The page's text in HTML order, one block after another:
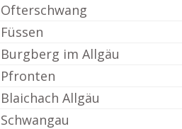
Ofterschwang
Füssen
Burgberg im Allgäu
Pfronten
Blaichach Allgäu
Schwangau